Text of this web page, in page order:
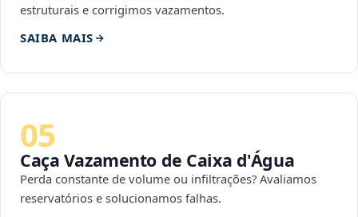
estruturais e corrigimos vazamentos.
SAIBA MAIS
05
Caça Vazamento de Caixa d'Água
Perda constante de volume ou infiltrações? Avaliamos
reservatórios e solucionamos falhas.